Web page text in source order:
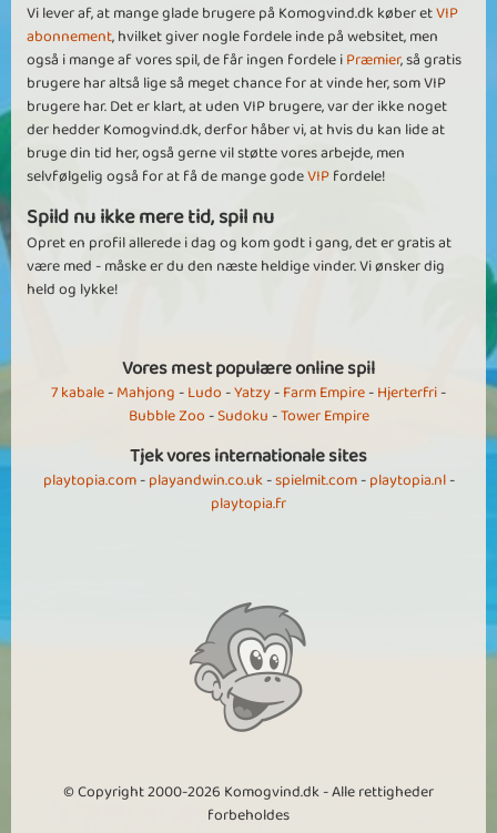
Vi lever af, at mange glade brugere på Komogvind.dk køber etVIP
abonnement, hvilket giver nogle fordele inde på websitet, men
også i mange af vores spil, de får ingen fordele iPræmier, så gratis
brugere har altså lige så meget chance for at vinde her, som VIP
brugere har. Det er klart, at uden VIP brugere, var der ikke noget
der hedder Komogvind.dk, derfor håber vi, at hvis du kan lide at
bruge din tid her, også gerne vil støtte vores arbejde, men
selvfølgelig også for at få de mange godeVIPfordele!
Spild nu ikke mere tid, spil nu
Opret en profil allerede i dag og kom godt i gang, det er gratis at
være med - måske er du den næste heldige vinder. Vi ønsker dig
held og lykke!
Vores mest populære online spil
7 kabale-Mahjong-Ludo-Yatzy-Farm Empire-Hjerterfri-
Bubble Zoo-Sudoku-Tower Empire
Tjek vores internationale sites
playtopia.com-playandwin.co.uk-spielmit.com-playtopia.nl-
playtopia.fr
© Copyright 2000-2026 Komogvind.dk - Alle rettigheder
forbeholdes